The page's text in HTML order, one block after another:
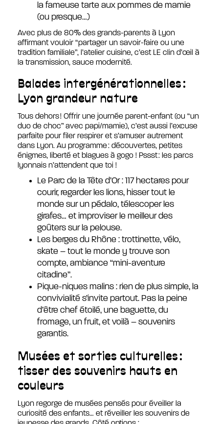
la fameuse tarte aux pommes de mamie
(ou presque…)
Avec plus de 80% des grands-parents à Lyon
affirmant vouloir “partager un savoir-faire ou une
tradition familiale”, l’atelier cuisine, c’est LE clin d’œil à
la transmission, sauce modernité.
Balades intergénérationnelles :
Lyon grandeur nature
Tous dehors ! Offrir une journée parent-enfant (ou “un
duo de choc” avec papi/mamie), c’est aussi l’excuse
parfaite pour filer respirer et s’amuser autrement
dans Lyon. Au programme : découvertes, petites
énigmes, liberté et blagues à gogo ! Pssst : les parcs
lyonnais n’attendent que toi !
Le Parc de la Tête d’Or : 117 hectares pour
courir, regarder les lions, hisser tout le
monde sur un pédalo, télescoper les
girafes… et improviser le meilleur des
goûters sur la pelouse.
Les berges du Rhône : trottinette, vélo,
skate – tout le monde y trouve son
compte, ambiance “mini-aventure
citadine”.
Pique-niques malins : rien de plus simple, la
convivialité s’invite partout. Pas la peine
d’être chef étoilé, une baguette, du
fromage, un fruit, et voilà – souvenirs
garantis.
Musées et sorties culturelles :
tisser des souvenirs hauts en
couleurs
Lyon regorge de musées pensés pour éveiller la
curiosité des enfants… et réveiller les souvenirs de